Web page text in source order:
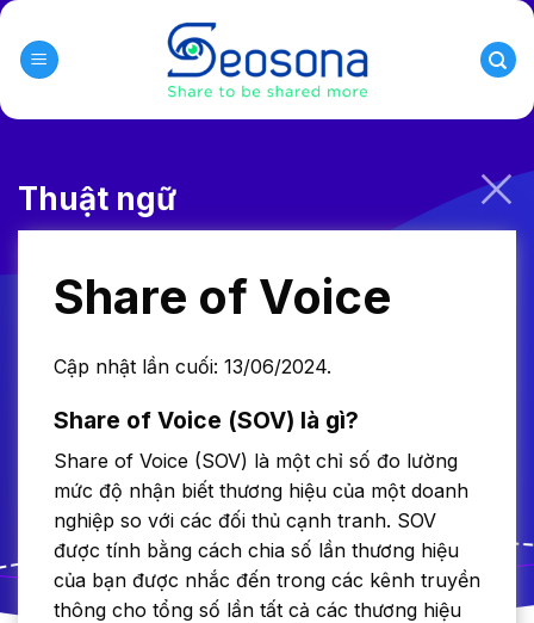
Skip
content
Thuật ngữ
Share of Voice
Cập nhật lần cuối: 13/06/2024.
Share of Voice (SOV) là gì?
Share of Voice (SOV) là một chỉ số đo lường
mức độ nhận biết thương hiệu của một doanh
nghiệp so với các đối thủ cạnh tranh. SOV
được tính bằng cách chia số lần thương hiệu
của bạn được nhắc đến trong các kênh truyền
thông cho tổng số lần tất cả các thương hiệu